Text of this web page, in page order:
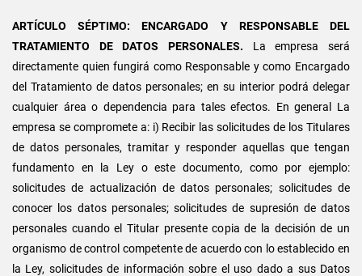
ARTÍCULO SÉPTIMO: ENCARGADO Y RESPONSABLE DEL
TRATAMIENTO DE DATOS PERSONALES. La empresa será
directamente quien fungirá como Responsable y como Encargado
del Tratamiento de datos personales; en su interior podrá delegar
cualquier área o dependencia para tales efectos. En general La
empresa se compromete a: i) Recibir las solicitudes de los Titulares
de datos personales, tramitar y responder aquellas que tengan
fundamento en la Ley o este documento, como por ejemplo:
solicitudes de actualización de datos personales; solicitudes de
conocer los datos personales; solicitudes de supresión de datos
personales cuando el Titular presente copia de la decisión de un
organismo de control competente de acuerdo con lo establecido en
la Ley, solicitudes de información sobre el uso dado a sus Datos